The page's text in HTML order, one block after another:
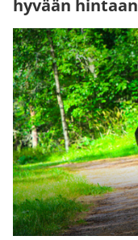
hyvään hintaan